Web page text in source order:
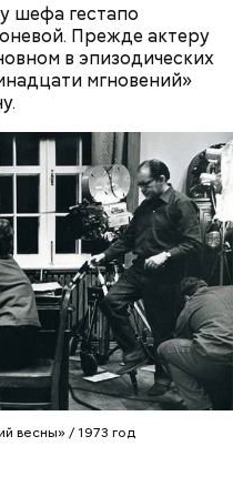
шефа гестапо
Прежде актеру
в эпизодических
мгновений»
весны» / 1973 год